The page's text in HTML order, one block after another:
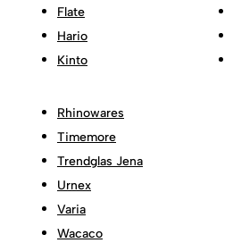
Flate
Hario
Kinto
Rhinowares
Timemore
Trendglas Jena
Urnex
Varia
Wacaco